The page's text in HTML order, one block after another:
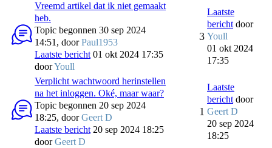
Vreemd artikel dat ik niet gemaakt
heb.
Topic begonnen 30 sep 2024
14:51, doorPaul1953
Laatste bericht 01 okt 2024 17:35
doorYoull
3
Laatste
bericht door
Youll
01 okt 2024
17:35
Verplicht wachtwoord herinstellen
na het inloggen. Oké, maar waar?
Topic begonnen 20 sep 2024
18:25, doorGeert D
Laatste bericht 20 sep 2024 18:25
doorGeert D
1
Laatste
bericht door
Geert D
20 sep 2024
18:25